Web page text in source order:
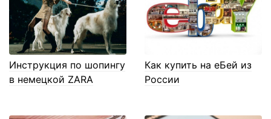
Инструкция по шопингу
в немецкой ZARA
Как купить на еБей из
России